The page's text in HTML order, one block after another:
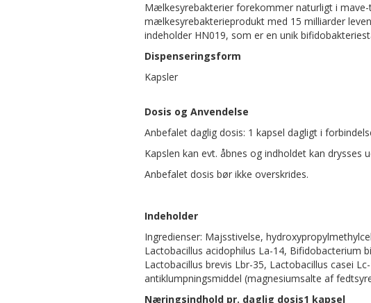
Mælkesyrebakterier forekommer naturligt i
mælkesyrebakterieprodukt med 15 milliarder
indeholder HN019, som er en unik
Dispenseringsform
Kapsler
Dosis og Anvendelse
Anbefalet daglig dosis: 1 kapsel dagligt i
Kapslen kan evt. åbnes og indholdet kan drysses
Anbefalet dosis bør ikke overskrides.
Indeholder
Ingredienser: Majsstivelse,
Lactobacillus acidophilus La-14, Bifidobacterium
Lactobacillus brevis Lbr-35, Lactobacillus casei
antiklumpningsmiddel (magnesiumsalte af
Næringsindhold pr. daglig dosis1 kapsel